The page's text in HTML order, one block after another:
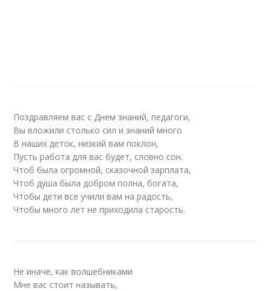
Поздравляем вас с Днем знаний, педагоги,
Вы вложили столько сил и знаний много
В наших деток, низкий вам поклон,
Пусть работа для вас будет, словно сон.
Чтоб была огромной, сказочной зарплата,
Чтоб душа была добром полна, богата,
Чтобы дети все учили вам на радость,
Чтобы много лет не приходила старость.
Не иначе, как волшебниками
Мне вас стоит называть,